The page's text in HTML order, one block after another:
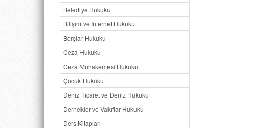
Belediye Hukuku
Bilişim ve İnternet Hukuku
Borçlar Hukuku
Ceza Hukuku
Ceza Muhakemesi Hukuku
Çocuk Hukuku
Deniz Ticaret ve Deniz Hukuku
Dernekler ve Vakıflar Hukuku
Ders Kitapları